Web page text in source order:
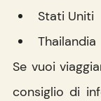
Stati Uniti
Thailandia
Se vuoi
consiglio di